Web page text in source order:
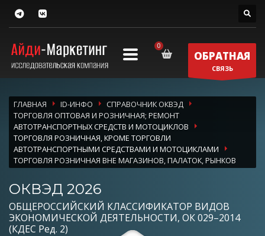
ОБРАТНАЯ
СВЯЗЬ
ГЛАВНАЯ ID-ИНФО
СПРАВОЧНИК ОКВЭД
ТОРГОВЛЯ ОПТОВАЯ И РОЗНИЧНАЯ; РЕМОНТ
АВТОТРАНСПОРТНЫХ СРЕДСТВ И МОТОЦИКЛОВ
ТОРГОВЛЯ РОЗНИЧНАЯ, КРОМЕ ТОРГОВЛИ
АВТОТРАНСПОРТНЫМИ СРЕДСТВАМИ И МОТОЦИКЛАМИ
ТОРГОВЛЯ РОЗНИЧНАЯ ВНЕ МАГАЗИНОВ, ПАЛАТОК, РЫНКОВ
ОКВЭД 2026
ОБЩЕРОССИЙСКИЙ КЛАССИФИКАТОР ВИДОВ
ЭКОНОМИЧЕСКОЙ ДЕЯТЕЛЬНОСТИ, ОК 029–2014
(КДЕС Ред. 2)